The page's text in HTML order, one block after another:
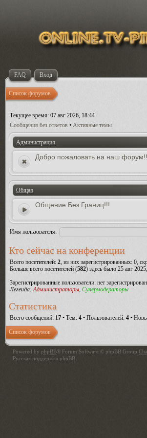
FAQ Вход
Список форумов
Текущее время: 07 авг 2026, 18:44
Сообщения без ответов • Активные темы
Администрация
Добро пожаловать на наш
Общая
Общение Без Границ!!!
Имя пользователя:
Кто сейчас на конференции
Всего посетителей: 2, из них зарегистрированных: 0,
Больше всего посетителей (582) здесь было 25 авг
Зарегистрированные пользователи: нет
Легенда:Администраторы, Супермодераторы
Статистика
Всего сообщений: 17 • Тем: 4 • Пользователей: 4 •
Список форумов
Powered by phpBB® Forum Software © phpBB Group
Русская поддержка phpBB